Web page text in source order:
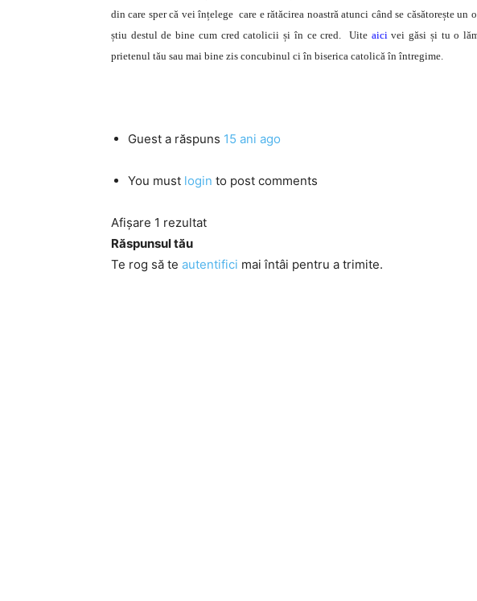
din care sper că vei înțelege care e rătăcirea noastră atunci când se căsătorește
știu destul de bine cum cred catolicii și în ce cred.
Uite aicivei găsi și tu o
prietenul tău sau mai bine zis concubinul ci în biserica catolică în întregime.
Guest a răspuns 15 ani ago
You must login to post comments
Afișare 1 rezultat
Răspunsul tău
Te rog să te autentifici mai întâi pentru a trimite.